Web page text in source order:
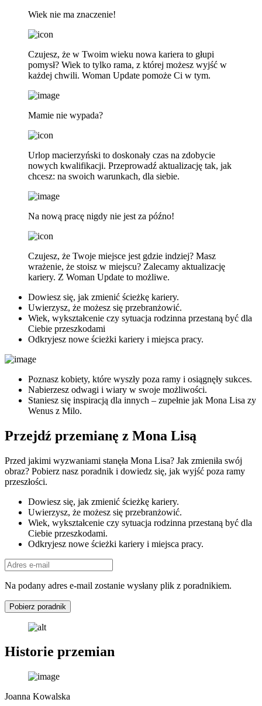
Wiek nie ma znaczenie!
Czujesz, że w Twoim wieku nowa kariera to głupi
pomysł? Wiek to tylko rama, z której możesz wyjść w
każdej chwili. Woman Update pomoże Ci w tym.
Mamie nie wypada?
Urlop macierzyński to doskonały czas na zdobycie
nowych kwalifikacji. Przeprowadź aktualizację tak, jak
chcesz: na swoich warunkach, dla siebie.
Na nową pracę nigdy nie jest za późno!
Czujesz, że Twoje miejsce jest gdzie indziej? Masz
wrażenie, że stoisz w miejscu? Zalecamy aktualizację
kariery. Z Woman Update to możliwe.
Dowiesz się, jak zmienić ścieżkę kariery.
Uwierzysz, że możesz się przebranżowić.
Wiek, wykształcenie czy sytuacja rodzinna przestaną być dla
Ciebie przeszkodami
Odkryjesz nowe ścieżki kariery i miejsca pracy.
Poznasz kobiety, które wyszły poza ramy i osiągnęły sukces.
Nabierzesz odwagi i wiary w swoje możliwości.
Staniesz się inspiracją dla innych – zupełnie jak Mona Lisa zy
Wenus z Milo.
Przejdź przemianę z Mona Lisą
Przed jakimi wyzwaniami stanęła Mona Lisa? Jak zmieniła swój
obraz? Pobierz nasz poradnik i dowiedz się, jak wyjść poza ramy
przeszłości.
Dowiesz się, jak zmienić ścieżkę kariery.
Uwierzysz, że możesz się przebranżowić.
Wiek, wykształcenie czy sytuacja rodzinna przestaną być dla
Ciebie przeszkodami.
Odkryjesz nowe ścieżki kariery i miejsca pracy.
Na podany adres e-mail zostanie wysłany plik z poradnikiem.
Pobierz poradnik
Historie przemian
Joanna Kowalska